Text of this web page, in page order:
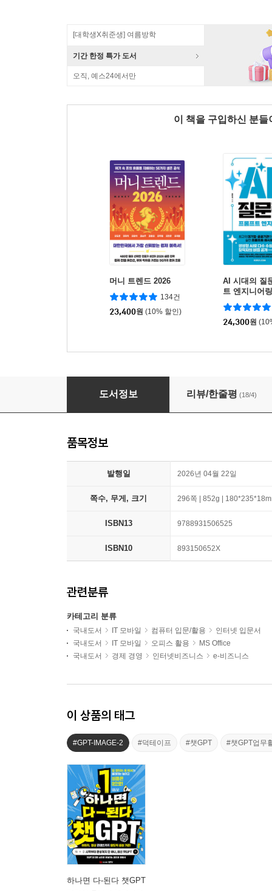
[대학생X취준생] 여름방학
기간 한정 특가 도서
오직, 예스24에서만
이 책을 구입하신 분
머니 트렌드 2026
134건
23,400원 (10% 할인)
AI 시대의 질
트 엔지니어링
24,300원
하나면 다-된다 챗GPT
도서정보 리뷰/한줄평 (18/4)
품목정보
발행일 2026년 04월 22일
쪽수, 무게, 크기 296쪽 | 852g |
ISBN13 9788931506525
ISBN10 893150652X
관련분류
카테고리 분류
국내도서 IT 모바일 컴퓨터 입문/활용
인터넷 입문서
국내도서
IT 모바일 오피스 활용
MS Office
국내도서
경제 경영 인터넷비즈니스 e-비즈니스
이 상품의 태그
#GPT-IMAGE-2 #덕테이프 #챗GPT #챗GPT업무
하나면 다-된다 챗GPT